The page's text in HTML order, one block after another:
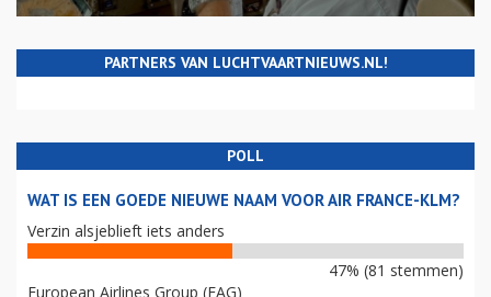
PARTNERS VAN LUCHTVAARTNIEUWS.NL!
POLL
WAT IS EEN GOEDE NIEUWE NAAM VOOR AIR FRANCE-KLM?
Verzin alsjeblieft iets anders
47% (81 stemmen)
European Airlines Group (EAG)